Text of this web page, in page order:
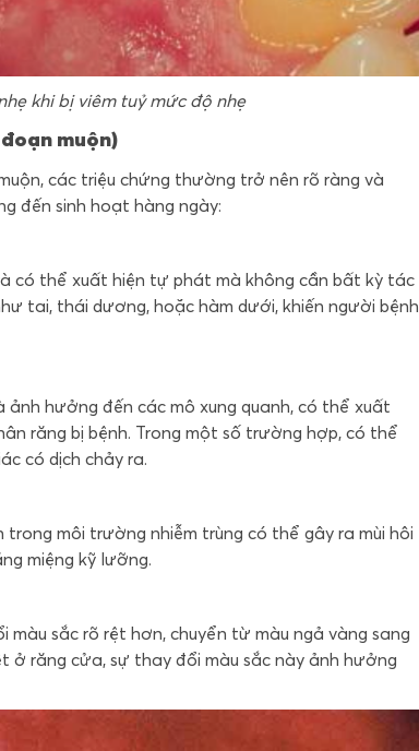
khi bị viêm tuỷ mức độ nhẹ
muộn)
các triệu chứng thường trở nên rõ ràng và
đến sinh hoạt hàng ngày:
có thể xuất hiện tự phát mà không cần bất kỳ tác
tai, thái dương, hoặc hàm dưới, khiến người bệnh
hưởng đến các mô xung quanh, có thể xuất
răng bị bệnh. Trong một số trường hợp, có thể
có dịch chảy ra.
môi trường nhiễm trùng có thể gây ra mùi hôi
miệng kỹ lưỡng.
sắc rõ rệt hơn, chuyển từ màu ngả vàng sang
ở răng cửa, sự thay đổi màu sắc này ảnh hưởng